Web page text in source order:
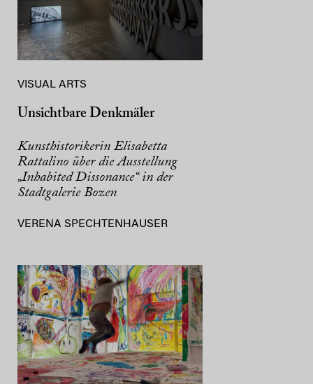
VISUAL ARTS
Unsichtbare Denkmäler
Kunsthistorikerin Elisabetta
Rattalino über die Ausstellung
„Inhabited Dissonance“ in der
Stadtgalerie Bozen
VERENA SPECHTENHAUSER